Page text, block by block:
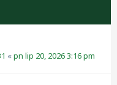
«pn lip 20, 2026 3:16 pm